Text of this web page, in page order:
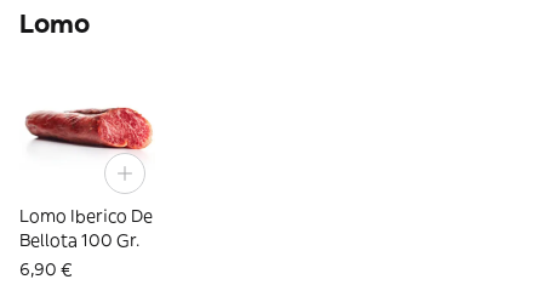
Lomo
Lomo Iberico De
Bellota 100 Gr.
6,90 €